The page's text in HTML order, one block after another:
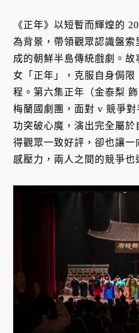
《正年》以短暫而輝煌的
為背景，帶領觀眾認識盤
成的朝鮮半島傳統戲劇。
女「正年」，克服自身侷
程。第六集正年（金泰梨
梅蘭國劇團，面對 v 競爭
功突破心魔，演出完全屬
得觀眾一致好評，卻也讓
感壓力，兩人之間的競爭也